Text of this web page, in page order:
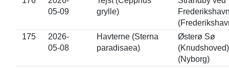
05-09
grylle)
175
2026-
05-08
Havterne (Sterna
paradisaea)
Østerø Sø
(Knudshoved)
(Nyborg)